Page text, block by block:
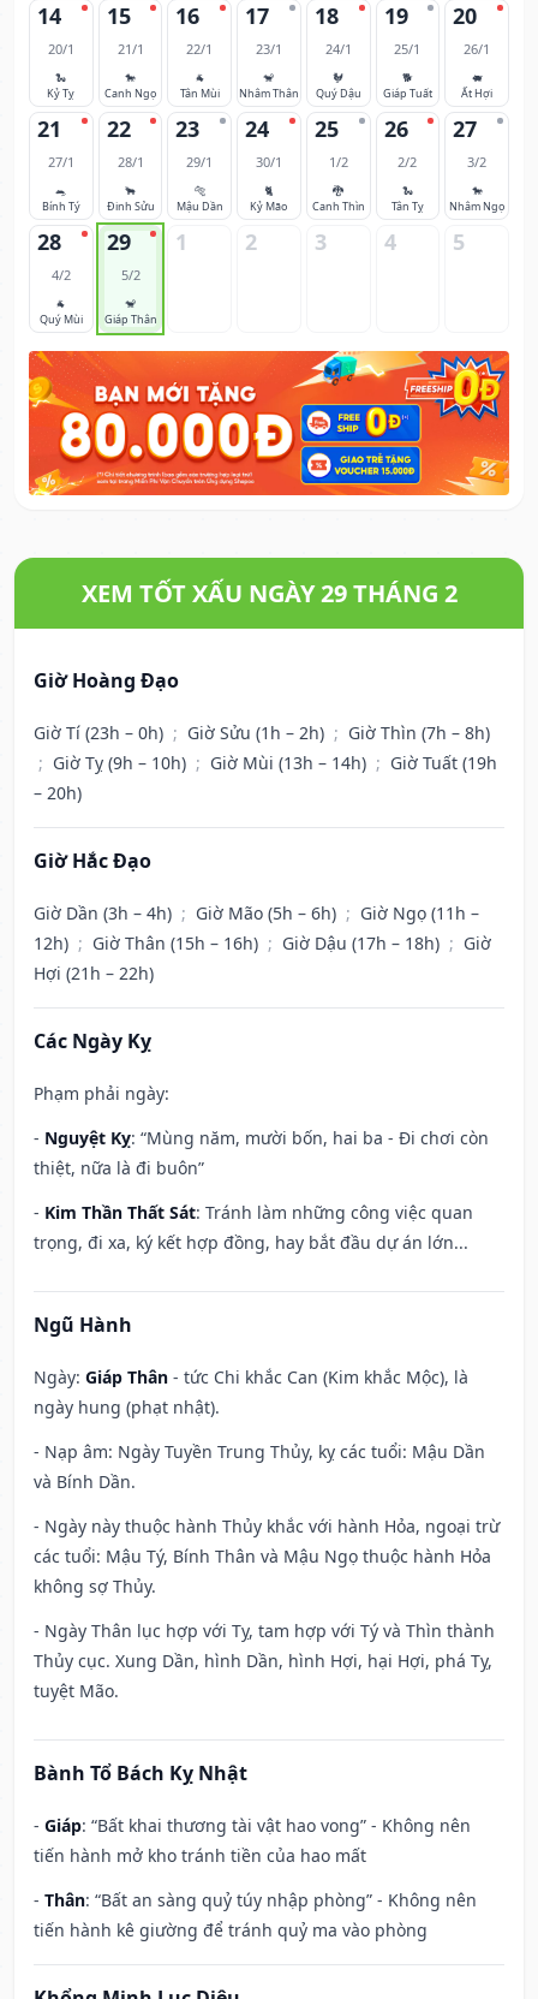
14
20/1
🐍
Kỷ Tỵ
15
21/1
🐎
Canh Ngọ
16
22/1
🐐
Tân Mùi
17
23/1
🐒
Nhâm Thân
18
24/1
🐓
Quý Dậu
19
25/1
🐕
Giáp Tuất
20
26/1
🐖
Ất Hợi
21
27/1
🐀
Bính Tý
22
28/1
🐂
Đinh Sửu
23
29/1
🐅
Mậu Dần
24
30/1
🐈
Kỷ Mão
25
1/2
🐉
Canh Thìn
26
2/2
🐍
Tân Tỵ
27
3/2
🐎
Nhâm Ngọ
28
4/2
🐐
Quý Mùi
29
5/2
🐒
Giáp Thân
1 2 3 4 5
XEM TỐT XẤU NGÀY 29 THÁNG 2
Giờ Hoàng Đạo
Giờ Tí (23h – 0h) ; Giờ Sửu (1h – 2h) ; Giờ Thìn (7h – 8h)
; Giờ Tỵ (9h – 10h) ; Giờ Mùi (13h – 14h) ; Giờ Tuất (19h
– 20h)
Giờ Hắc Đạo
Giờ Dần (3h – 4h) ; Giờ Mão (5h – 6h) ; Giờ Ngọ (11h –
12h) ; Giờ Thân (15h – 16h) ; Giờ Dậu (17h – 18h) ; Giờ
Hợi (21h – 22h)
Các Ngày Kỵ
Phạm phải ngày:
- Nguyệt Kỵ: “Mùng năm, mười bốn, hai ba - Đi chơi còn
thiệt, nữa là đi buôn”
- Kim Thần Thất Sát: Tránh làm những công việc quan
trọng, đi xa, ký kết hợp đồng, hay bắt đầu dự án lớn...
Ngũ Hành
Ngày: Giáp Thân - tức Chi khắc Can (Kim khắc Mộc), là
ngày hung (phạt nhật).
- Nạp âm: Ngày Tuyền Trung Thủy, kỵ các tuổi: Mậu Dần
và Bính Dần.
- Ngày này thuộc hành Thủy khắc với hành Hỏa, ngoại trừ
các tuổi: Mậu Tý, Bính Thân và Mậu Ngọ thuộc hành Hỏa
không sợ Thủy.
- Ngày Thân lục hợp với Tỵ, tam hợp với Tý và Thìn thành
Thủy cục. Xung Dần, hình Dần, hình Hợi, hại Hợi, phá Tỵ,
tuyệt Mão.
Bành Tổ Bách Kỵ Nhật
- Giáp: “Bất khai thương tài vật hao vong” - Không nên
tiến hành mở kho tránh tiền của hao mất
- Thân: “Bất an sàng quỷ túy nhập phòng” - Không nên
tiến hành kê giường để tránh quỷ ma vào phòng